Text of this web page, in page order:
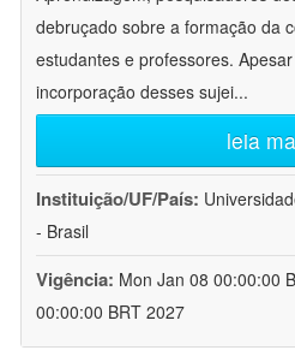
debruçado sobre a formação da
estudantes e professores.
incorporação desses sujei...
leia
Instituição/UF/País:
- Brasil
Vigência: Mon Jan 08 00:00:00
00:00:00 BRT 2027